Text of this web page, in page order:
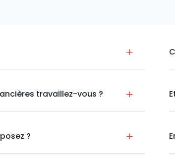
travaillez-vous ?
?